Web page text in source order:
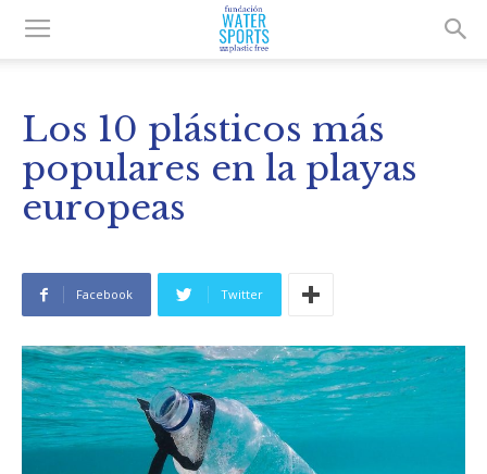
Los 10 plásticos más
populares en la playas
europeas
Facebook Twitter